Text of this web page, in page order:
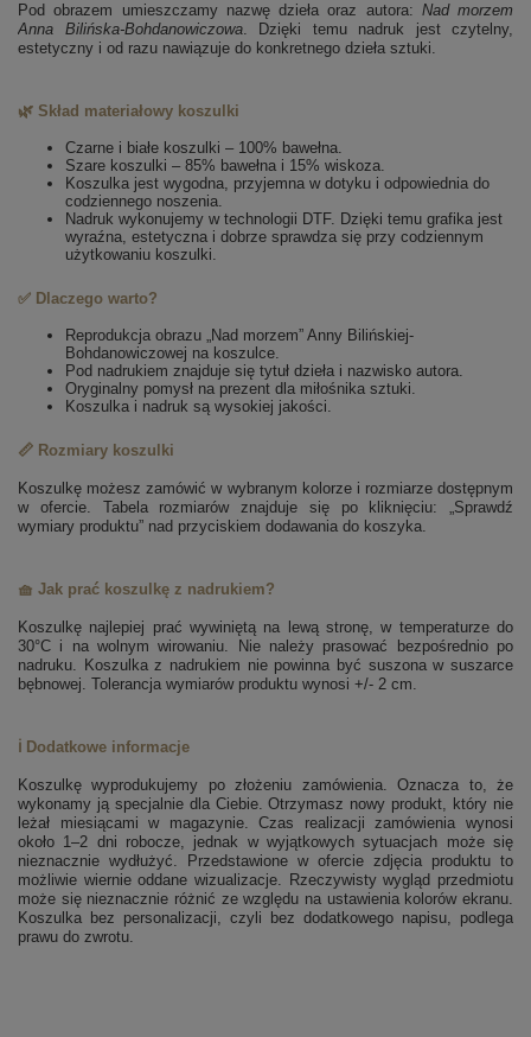
Pod obrazem umieszczamy nazwę dzieła oraz autora: Nad morzem
Anna Bilińska-Bohdanowiczowa. Dzięki temu nadruk jest czytelny,
estetyczny i od razu nawiązuje do konkretnego dzieła sztuki.
🌿 Skład materiałowy koszulki
Czarne i białe koszulki – 100% bawełna.
Szare koszulki – 85% bawełna i 15% wiskoza.
Koszulka jest wygodna, przyjemna w dotyku i odpowiednia do
codziennego noszenia.
Nadruk wykonujemy w technologii DTF. Dzięki temu grafika jest
wyraźna, estetyczna i dobrze sprawdza się przy codziennym
użytkowaniu koszulki.
✅ Dlaczego warto?
Reprodukcja obrazu „Nad morzem” Anny Bilińskiej-
Bohdanowiczowej na koszulce.
Pod nadrukiem znajduje się tytuł dzieła i nazwisko autora.
Oryginalny pomysł na prezent dla miłośnika sztuki.
Koszulka i nadruk są wysokiej jakości.
📏 Rozmiary koszulki
Koszulkę możesz zamówić w wybranym kolorze i rozmiarze dostępnym
w ofercie. Tabela rozmiarów znajduje się po kliknięciu: „Sprawdź
wymiary produktu” nad przyciskiem dodawania do koszyka.
🧺 Jak prać koszulkę z nadrukiem?
Koszulkę najlepiej prać wywiniętą na lewą stronę, w temperaturze do
30°C i na wolnym wirowaniu. Nie należy prasować bezpośrednio po
nadruku. Koszulka z nadrukiem nie powinna być suszona w suszarce
bębnowej. Tolerancja wymiarów produktu wynosi +/- 2 cm.
ℹ️ Dodatkowe informacje
Koszulkę wyprodukujemy po złożeniu zamówienia. Oznacza to, że
wykonamy ją specjalnie dla Ciebie. Otrzymasz nowy produkt, który nie
leżał miesiącami w magazynie. Czas realizacji zamówienia wynosi
około 1–2 dni robocze, jednak w wyjątkowych sytuacjach może się
nieznacznie wydłużyć. Przedstawione w ofercie zdjęcia produktu to
możliwie wiernie oddane wizualizacje. Rzeczywisty wygląd przedmiotu
może się nieznacznie różnić ze względu na ustawienia kolorów ekranu.
Koszulka bez personalizacji, czyli bez dodatkowego napisu, podlega
prawu do zwrotu.